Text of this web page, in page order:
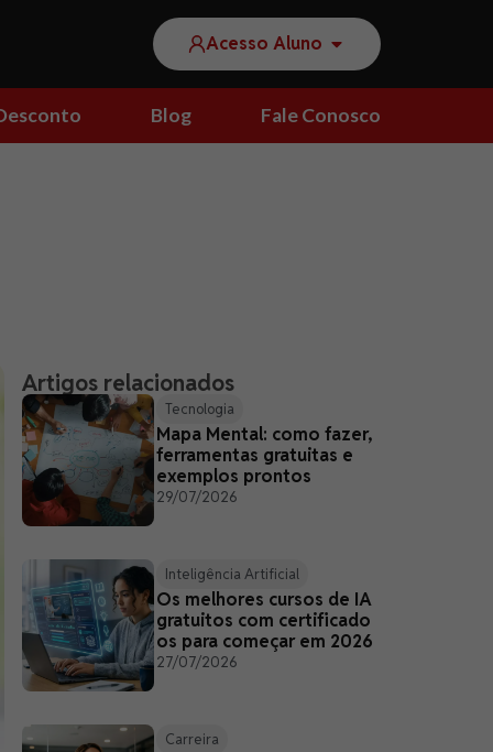
Acesso Aluno
Blog Fale Conosco
Artigos relacionados
Tecnologia
Mapa Mental: como fazer,
ferramentas gratuitas e
exemplos prontos
29/07/2026
Inteligência Artificial
Os melhores cursos de IA
gratuitos com certificado
os para começar em 2026
27/07/2026
Carreira